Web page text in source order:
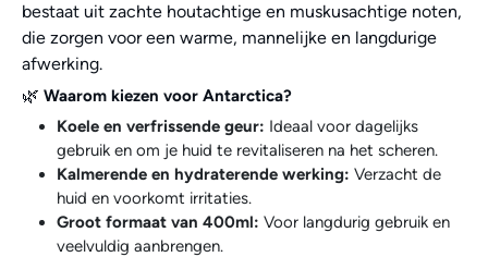
bestaat uit zachte houtachtige en muskusachtige noten,
die zorgen voor een warme, mannelijke en langdurige
afwerking.
🌿 Waarom kiezen voor Antarctica?
Koele en verfrissende geur: Ideaal voor dagelijks
gebruik en om je huid te revitaliseren na het scheren.
Kalmerende en hydraterende werking: Verzacht de
huid en voorkomt irritaties.
Groot formaat van 400ml: Voor langdurig gebruik en
veelvuldig aanbrengen.